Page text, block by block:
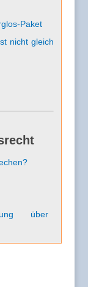
Paket
nicht gleich
über